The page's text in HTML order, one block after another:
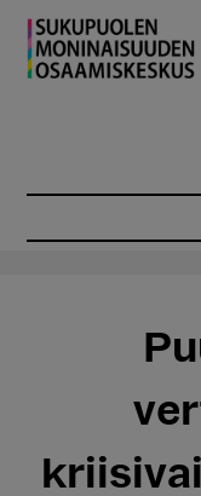
Hyppää
pääsisältöön